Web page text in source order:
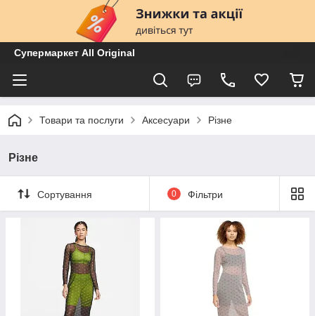
Супермаркет All Original
Товари та послуги Аксесуари Різне
Різне
Сортування 0 Фільтри